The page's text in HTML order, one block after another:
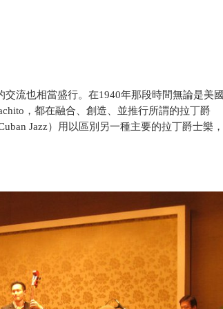
流也相當盛行。在1940年那段時間無論是美國
，都在融合、創造、並推行所謂的拉丁爵
Jazz）用以區別另一種主要的拉丁爵士樂，